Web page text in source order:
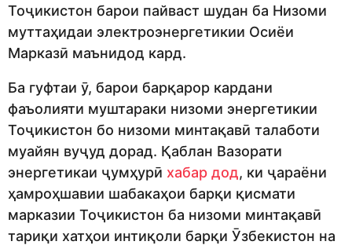
Тоҷикистон барои пайваст шудан ба Низоми
муттаҳидаи электроэнергетикии Осиёи
Марказӣ маънидод кард.
Ба гуфтаи ӯ, барои барқарор кардани
фаъолияти муштараки низоми энергетикии
Тоҷикистон бо низоми минтақавӣ талаботи
муайян вуҷуд дорад. Қаблан Вазорати
энергетикаи ҷумҳурӣ хабар дод, ки ҷараёни
ҳамроҳшавии шабакаҳои барқи қисмати
марказии Тоҷикистон ба низоми минтақавӣ
тариқи хатҳои интиқоли барқи Ӯзбекистон на